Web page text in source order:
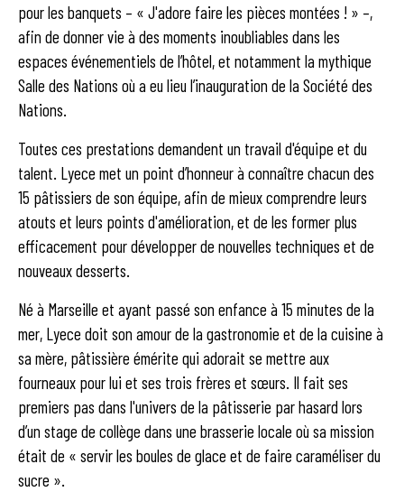
pour les banquets – « J'adore faire les pièces montées ! » –,
afin de donner vie à des moments inoubliables dans les
espaces événementiels de l’hôtel, et notamment la mythique
Salle des Nations où a eu lieu l’inauguration de la Société des
Nations.
Toutes ces prestations demandent un travail d'équipe et du
talent. Lyece met un point d’honneur à connaître chacun des
15 pâtissiers de son équipe, afin de mieux comprendre leurs
atouts et leurs points d'amélioration, et de les former plus
efficacement pour développer de nouvelles techniques et de
nouveaux desserts.
Né à Marseille et ayant passé son enfance à 15 minutes de la
mer, Lyece doit son amour de la gastronomie et de la cuisine à
sa mère, pâtissière émérite qui adorait se mettre aux
fourneaux pour lui et ses trois frères et sœurs. Il fait ses
premiers pas dans l'univers de la pâtisserie par hasard lors
d’un stage de collège dans une brasserie locale où sa mission
était de « servir les boules de glace et de faire caraméliser du
sucre ».